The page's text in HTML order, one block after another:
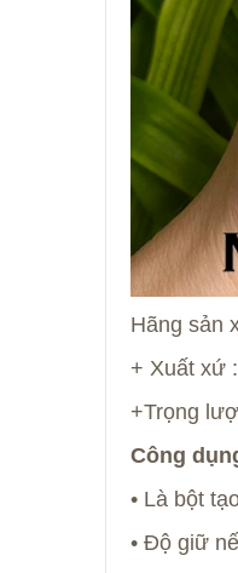
Hãng sản
+ Xuất xứ :
+Trọng
Công
• Là bột
• Độ giữ